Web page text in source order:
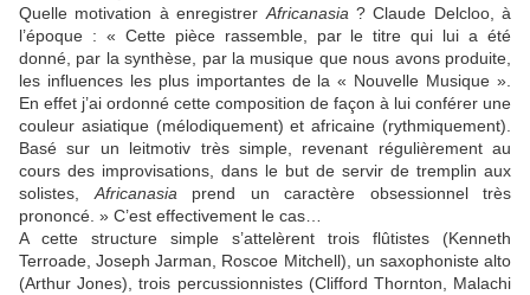
Quelle motivation à enregistrer Africanasia ? Claude Delcloo, à
l’époque : « Cette pièce rassemble, par le titre qui lui a été
donné, par la synthèse, par la musique que nous avons produite,
les influences les plus importantes de la « Nouvelle Musique ».
En effet j’ai ordonné cette composition de façon à lui conférer une
couleur asiatique (mélodiquement) et africaine (rythmiquement).
Basé sur un leitmotiv très simple, revenant régulièrement au
cours des improvisations, dans le but de servir de tremplin aux
solistes, Africanasia prend un caractère obsessionnel très
prononcé. » C’est effectivement le cas…
A cette structure simple s’attelèrent trois flûtistes (Kenneth
Terroade, Joseph Jarman, Roscoe Mitchell), un saxophoniste alto
(Arthur Jones), trois percussionnistes (Clifford Thornton, Malachi